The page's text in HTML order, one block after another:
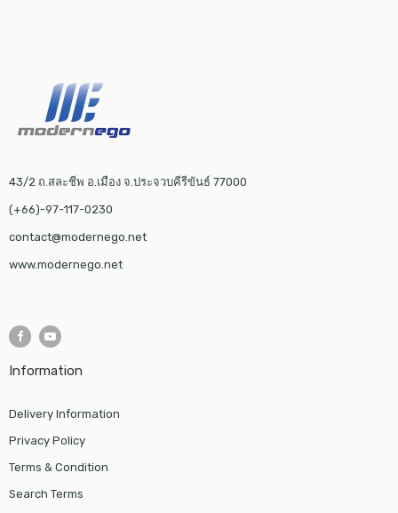
43/2 ถ.สละชีพ อ.เมือง จ.ประจวบคีรีขันธ์ 77000
(+66)-97-117-0230
contact@modernego.net
www.modernego.net
Information
Delivery Information
Privacy Policy
Terms & Condition
Search Terms